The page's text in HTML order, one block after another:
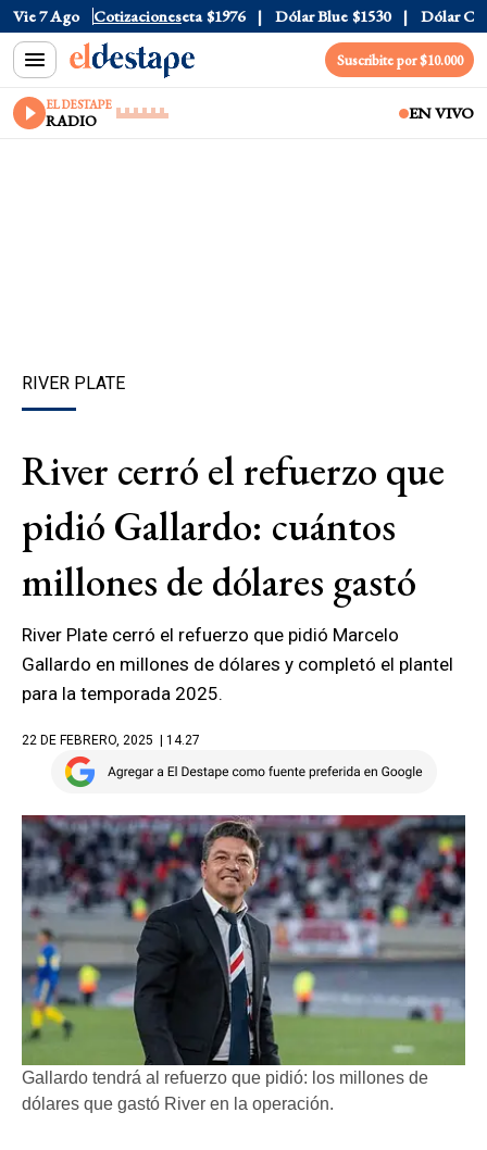
Vie 7 Ago Cotizaciones
$1520 Dólar Tarjeta $1976 Dólar Blue $1530 Dólar CCL
Suscribite por $10.000
EL DESTAPE
RADIO EN VIVO
RIVER PLATE
River cerró el refuerzo que
pidió Gallardo: cuántos
millones de dólares gastó
River Plate cerró el refuerzo que pidió Marcelo
Gallardo en millones de dólares y completó el plantel
para la temporada 2025.
22 DE FEBRERO, 2025 | 14.27
Gallardo tendrá al refuerzo que pidió: los millones de
dólares que gastó River en la operación.